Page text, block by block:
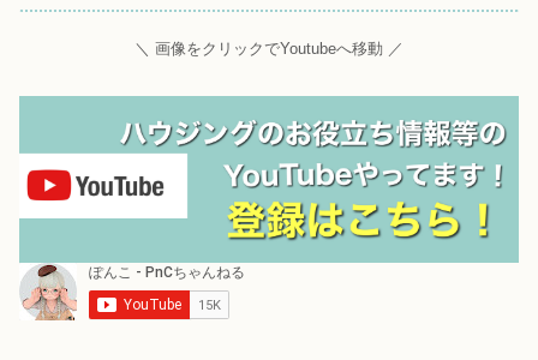
＼ 画像をクリックでYoutubeへ移動 ／